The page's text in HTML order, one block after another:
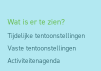
Wat is er te zien?
Tijdelijke tentoonstellingen
Vaste tentoonstellingen
Activiteitenagenda